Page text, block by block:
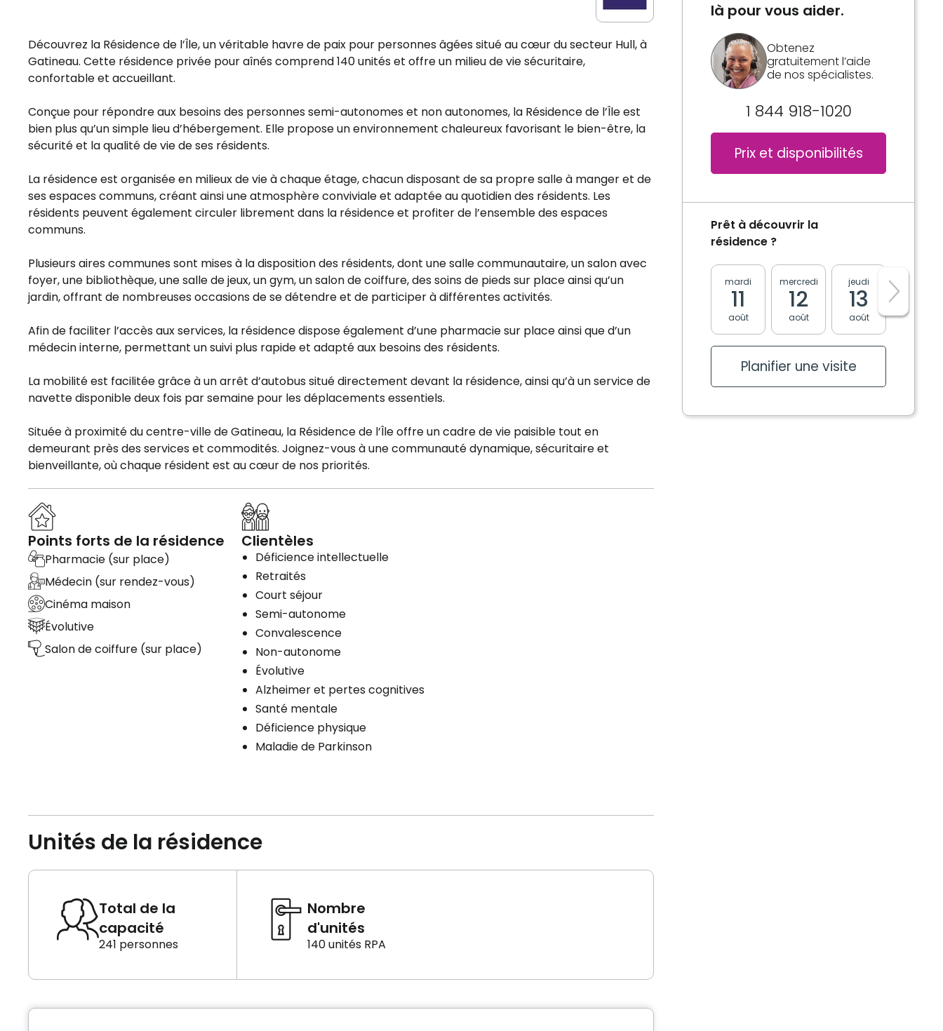
Découvrez la Résidence de l’Île, un véritable havre de paix pour personnes âgées situé au cœur du secteur Hull, à
Gatineau. Cette résidence privée pour aînés comprend 140 unités et offre un milieu de vie sécuritaire,
confortable et accueillant.
Conçue pour répondre aux besoins des personnes semi-autonomes et non autonomes, la Résidence de l’Île est
bien plus qu’un simple lieu d’hébergement. Elle propose un environnement chaleureux favorisant le bien-être, la
sécurité et la qualité de vie de ses résidents.
La résidence est organisée en milieux de vie à chaque étage, chacun disposant de sa propre salle à manger et de
ses espaces communs, créant ainsi une atmosphère conviviale et adaptée au quotidien des résidents. Les
résidents peuvent également circuler librement dans la résidence et profiter de l’ensemble des espaces
communs.
Plusieurs aires communes sont mises à la disposition des résidents, dont une salle communautaire, un salon avec
foyer, une bibliothèque, une salle de jeux, un gym, un salon de coiffure, des soins de pieds sur place ainsi qu’un
jardin, offrant de nombreuses occasions de se détendre et de participer à différentes activités.
Afin de faciliter l’accès aux services, la résidence dispose également d’une pharmacie sur place ainsi que d’un
médecin interne, permettant un suivi plus rapide et adapté aux besoins des résidents.
La mobilité est facilitée grâce à un arrêt d’autobus situé directement devant la résidence, ainsi qu’à un service de
navette disponible deux fois par semaine pour les déplacements essentiels.
Située à proximité du centre-ville de Gatineau, la Résidence de l’Île offre un cadre de vie paisible tout en
demeurant près des services et commodités. Joignez-vous à une communauté dynamique, sécuritaire et
bienveillante, où chaque résident est au cœur de nos priorités.
Points forts de la résidence
Pharmacie (sur place)
Médecin (sur rendez-vous)
Cinéma maison
Évolutive
Salon de coiffure (sur place)
Clientèles
Déficience intellectuelle
Retraités
Court séjour
Semi-autonome
Convalescence
Non-autonome
Évolutive
Alzheimer et pertes cognitives
Santé mentale
Déficience physique
Maladie de Parkinson
Unités de la résidence
Total de la
capacité
241 personnes
Nombre
d'unités
140 unités RPA
là pour vous aider.
Obtenez
gratuitement l’aide
de nos spécialistes.
1 844 918-1020
Prix et disponibilités
Prêt à découvrir la
résidence ?
mardi
11
août
mercredi
12
août
jeudi
13
août août
Planifier une visite